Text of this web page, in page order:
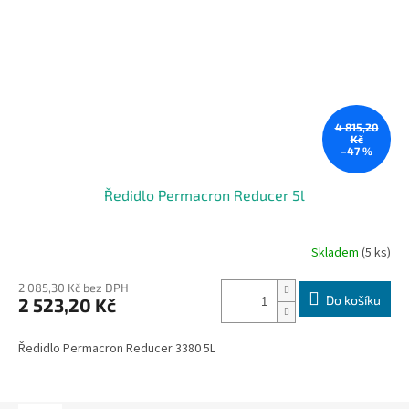
4 815,20
Kč
–47 %
Ředidlo Permacron Reducer 5l
Skladem (5 ks)
2 085,30 Kč bez DPH
2 523,20 Kč Do košíku
Ředidlo Permacron Reducer 3380 5L